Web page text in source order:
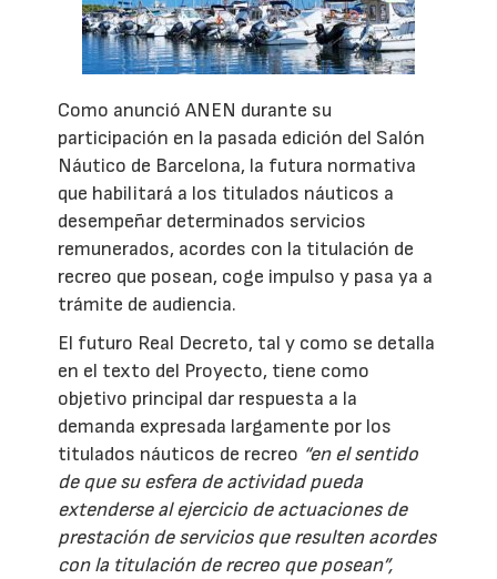
Como anunció ANEN durante su
participación en la pasada edición del Salón
Náutico de Barcelona, la futura normativa
que habilitará a los titulados náuticos a
desempeñar determinados servicios
remunerados, acordes con la titulación de
recreo que posean, coge impulso y pasa ya a
trámite de audiencia.
El futuro Real Decreto, tal y como se detalla
en el texto del Proyecto, tiene como
objetivo principal dar respuesta a la
demanda expresada largamente por los
titulados náuticos de recreo “en el sentido
de que su esfera de actividad pueda
extenderse al ejercicio de actuaciones de
prestación de servicios que resulten acordes
con la titulación de recreo que posean”,